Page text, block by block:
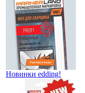
Новинки edding!